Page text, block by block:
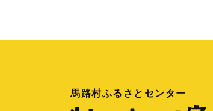
馬路村ふるさとセンター